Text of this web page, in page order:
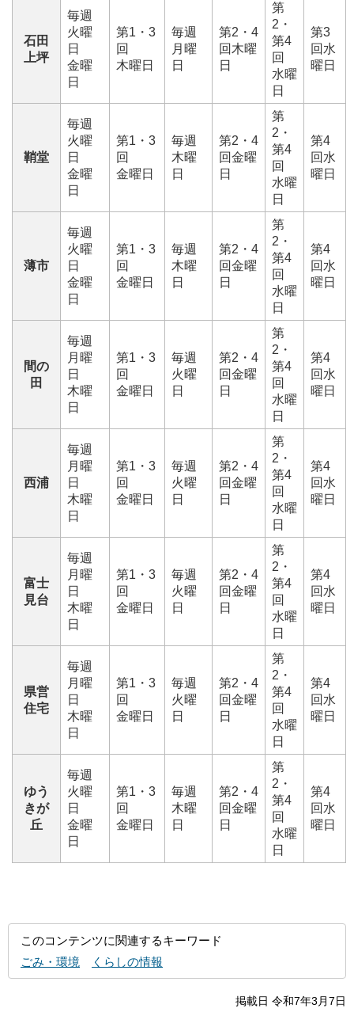
石田
上坪
毎週
火曜
日
金曜
日
第1・3
回
木曜日
毎週
月曜
日
第2・4
回木曜
日
第
2・
第4
回
水曜
日
第3
回水
曜日
鞘堂
毎週
火曜
日
金曜
日
第1・3
回
金曜日
毎週
木曜
日
第2・4
回金曜
日
第
2・
第4
回
水曜
日
第4
回水
曜日
薄市
毎週
火曜
日
金曜
日
第1・3
回
金曜日
毎週
木曜
日
第2・4
回金曜
日
第
2・
第4
回
水曜
日
第4
回水
曜日
間の
田
毎週
月曜
日
木曜
日
第1・3
回
金曜日
毎週
火曜
日
第2・4
回金曜
日
第
2・
第4
回
水曜
日
第4
回水
曜日
西浦
毎週
月曜
日
木曜
日
第1・3
回
金曜日
毎週
火曜
日
第2・4
回金曜
日
第
2・
第4
回
水曜
日
第4
回水
曜日
富士
見台
毎週
月曜
日
木曜
日
第1・3
回
金曜日
毎週
火曜
日
第2・4
回金曜
日
第
2・
第4
回
水曜
日
第4
回水
曜日
県営
住宅
毎週
月曜
日
木曜
日
第1・3
回
金曜日
毎週
火曜
日
第2・4
回金曜
日
第
2・
第4
回
水曜
日
第4
回水
曜日
ゆう
きが
丘
毎週
火曜
日
金曜
日
第1・3
回
金曜日
毎週
木曜
日
第2・4
回金曜
日
第
2・
第4
回
水曜
日
第4
回水
曜日
このコンテンツに関連するキーワード
ごみ・環境
くらしの情報
掲載日 令和7年3月7日